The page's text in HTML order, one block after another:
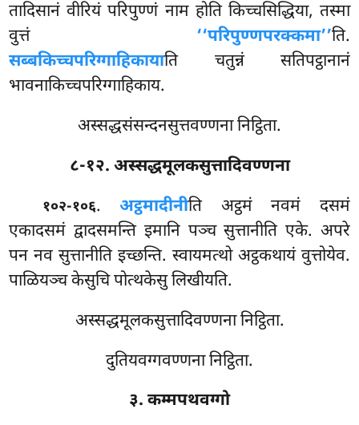
तादिसानं वीरियं परिपुण्णं नाम होति किच्चसिद्धिया, तस्मा
वुत्तं ‘‘परिपुण्णपरक्कमा’’ति.
सब्बकिच्चपरिग्गाहिकायाति चतुन्नं सतिपट्ठानानं
भावनाकिच्चपरिग्गाहिकाय.
अस्सद्धसंसन्दनसुत्तवण्णना निट्ठिता.
८-१२. अस्सद्धमूलकसुत्तादिवण्णना
१०२-१०६.अट्ठमादीनीति अट्ठमं नवमं दसमं
एकादसमं द्वादसमन्ति इमानि पञ्च सुत्तानीति एके. अपरे
पन नव सुत्तानीति इच्छन्ति. स्वायमत्थो अट्ठकथायं वुत्तोयेव.
पाळियञ्च केसुचि पोत्थकेसु लिखीयति.
अस्सद्धमूलकसुत्तादिवण्णना निट्ठिता.
दुतियवग्गवण्णना निट्ठिता.
३. कम्मपथवग्गो